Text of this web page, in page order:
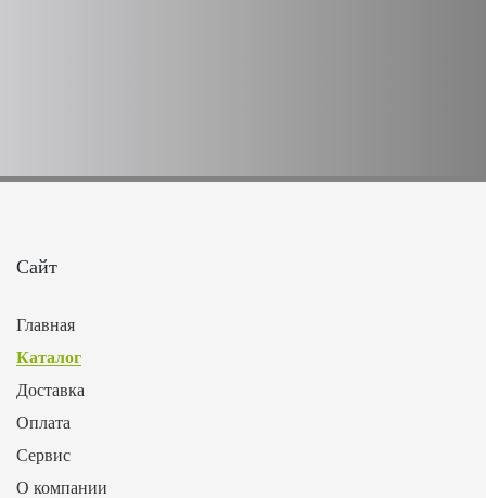
Сайт
Главная
Каталог
Доставка
Оплата
Сервис
О компании